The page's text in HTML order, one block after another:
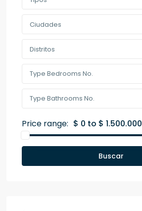
Ciudades
Distritos
Price range: $ 0 to $ 1.500.000
Buscar